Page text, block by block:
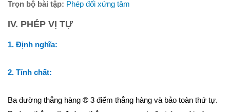
Trọn bộ bài tập: Phép đối xứng tâm
IV. PHÉP VỊ TỰ
1. Định nghĩa:
2. Tính chất:
Ba đường thẳng hàng ® 3 điểm thẳng hàng và bảo toàn thứ tự.